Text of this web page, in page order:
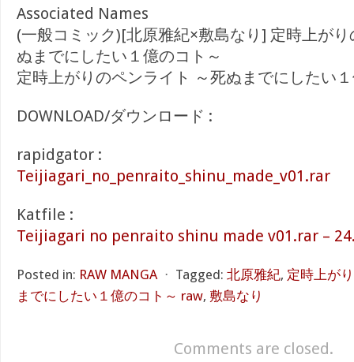
Associated Names
(一般コミック)[北原雅紀×敷島なり] 定時上が
ぬまでにしたい１億のコト～
定時上がりのペンライト ～死ぬまでにしたい
DOWNLOAD/ダウンロード :
rapidgator :
Teijiagari_no_penraito_shinu_made_v01.rar
Katfile :
Teijiagari no penraito shinu made v01.rar –
Posted in: RAW MANGA ⋅ Tagged: 北原雅紀, 定時上が
までにしたい１億のコト～ raw, 敷島なり
Comments are closed.